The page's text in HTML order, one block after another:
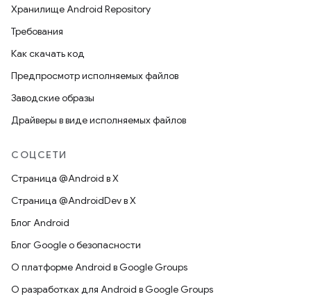
Хранилище Android Repository
Требования
Как скачать код
Предпросмотр исполняемых файлов
Заводские образы
Драйверы в виде исполняемых файлов
СОЦСЕТИ
Страница @Android в X
Страница @AndroidDev в X
Блог Android
Блог Google о безопасности
О платформе Android в Google Groups
О разработках для Android в Google Groups